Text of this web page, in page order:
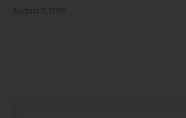
August 7, 2026